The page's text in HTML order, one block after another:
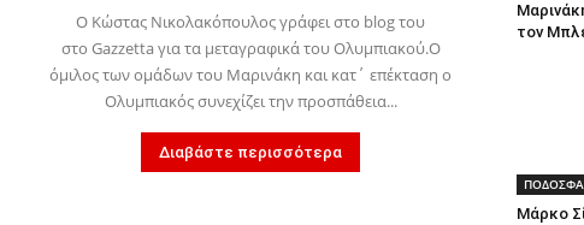
Ο Κώστας Νικολακόπουλος γράφει στο blog του
στο Gazzetta για τα μεταγραφικά του Ολυμπιακού.Ο
όμιλος των ομάδων του Μαρινάκη και κατ΄ επέκταση ο
Ολυμπιακός συνεχίζει την προσπάθεια...
Διαβάστε περισσότερα
τον
Μάρκο